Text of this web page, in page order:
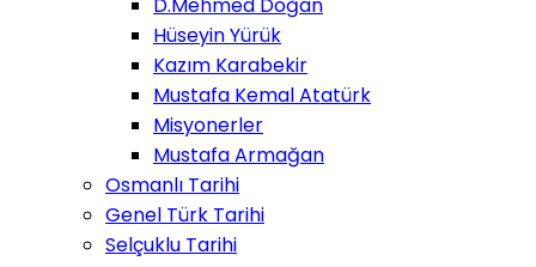
Hüseyin Yürük
Kazım Karabekir
Mustafa Kemal Atatürk
Misyonerler
Mustafa Armağan
Osmanlı Tarihi
Genel Türk Tarihi
Selçuklu Tarihi